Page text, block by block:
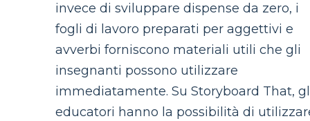
invece di sviluppare dispense da zero, i
fogli di lavoro preparati per aggettivi e
avverbi forniscono materiali utili che gli
insegnanti possono utilizzare
immediatamente. Su Storyboard That,
educatori hanno la possibilità di